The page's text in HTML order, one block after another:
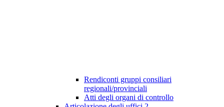
Rendiconti gruppi consiliari
regionali/provinciali
Atti degli organi di controllo